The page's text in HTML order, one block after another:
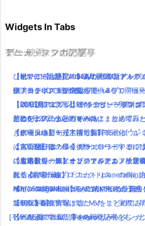
Widgets In Tabs
TV・映画
【dカード】ポインコ12月新CMはアップ
演！コラボグッツ情報も！
【朗報】銀魂実写は嘘だった！？実際に
とめたよ(｀・ω・´)wwww
「銀魂」小栗旬が主演で実写映画化( ﾟд
は？公開日は？
【魔法使いの嫁】オリジナルアニメ「星
れるよ(｀・ω・´)！！
ポインコ新CM！「何かに似ている」篇
ン×ドコモ】
［TV・映画の新着記事をもっとみる］
ゲーム・スマホアプリ
ひとりぼっち惑星のBGMがサウンドトラ
ノ演奏がCDで聴けるよ(｀・ω・´)
【DLCプロンプト】FF15エピソードプ
信は6月27日から(*´∀`*)！！
【データコピー完了待ち】FF15のダウ
くらいかかる？早くダウンロードするに
【攻略】ワールドオブファイナルファン
ス「イフリータ」「コカトリス」の倒し
Nintendo Switch(ニンテンドースイッチ)
筋ランキング情報！
［ゲーム・スマホアプリの新着記事をもっ
アニメ・マンガの記事
【祝アニメ化決定！】あの美麗ファンタ
作！コミックス第6巻・7巻・8巻で同梱
【2016夏アニソン】バッテリー・ダン
どのアニメの主題歌を一気にまとめてみ
き(｀・ω・´)！【木曜日編】
【実写化】鋼の錬金術師エドワードエル
にも本田翼、ディーン・フジオカ、松雪
配信×劇場の新プロジェクトplanetarian
AD」「Angel Beats!」に続く名作の予感
【朗報】銀魂実写は嘘だった！？実際に
とめたよ(｀・ω・´)wwww
ミュージックの記事
【Mステで話題】Aimer(エメ)の新アルバ
物アーティストが全楽曲提供＆プロデュ
【2016夏アニソン】ツキウタ。プラネ
題歌を一気にまとめてみたよ！放送曜日
【水曜日編】
【2016夏アニソン】サーヴァンプ・チア
の主題歌を一気にまとめてみたよ！放送
´)！【火曜日編】
【8/26Mステ出演】RADWIMPSの最新
で100万再生！ついでにMVをまとめてみ
【2016夏アニソン】バッテリー・ダンガ